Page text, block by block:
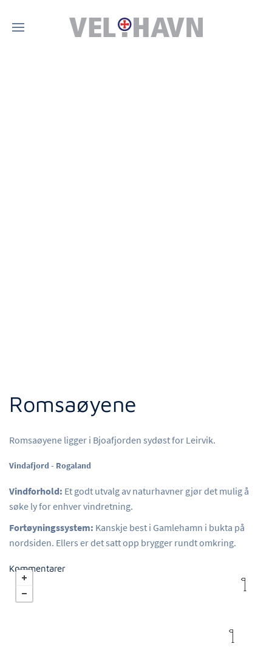
Romsaøyene
Romsaøyene ligger i Bjoafjorden sydøst for Leirvik.
Vindafjord - Rogaland
Vindforhold: Et godt utvalg av naturhavner gjør det mulig å
søke ly for enhver vindretning.
Fortøyningssystem: Kanskje best i Gamlehamn i bukta på
nordsiden. Ellers er det satt opp brygger rundt omkring.
Kommentarer